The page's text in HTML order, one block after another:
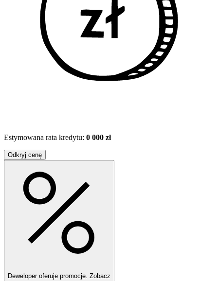
Estymowana rata kredytu: 0 000 zł
Odkryj cenę
Deweloper oferuje promocje. Zobacz